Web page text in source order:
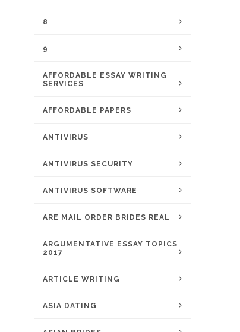
8
9
AFFORDABLE ESSAY WRITING
SERVICES
AFFORDABLE PAPERS
ANTIVIRUS
ANTIVIRUS SECURITY
ANTIVIRUS SOFTWARE
ARE MAIL ORDER BRIDES REAL
ARGUMENTATIVE ESSAY TOPICS
2017
ARTICLE WRITING
ASIA DATING